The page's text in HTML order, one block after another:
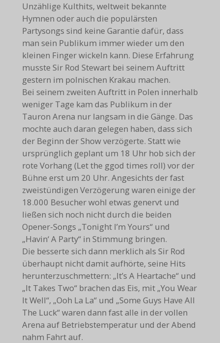
Unzählige Kulthits, weltweit bekannte
Hymnen oder auch die populärsten
Partysongs sind keine Garantie dafür, dass
man sein Publikum immer wieder um den
kleinen Finger wickeln kann. Diese Erfahrung
musste Sir Rod Stewart bei seinem Auftritt
gestern im polnischen Krakau machen.
Bei seinem zweiten Auftritt in Polen innerhalb
weniger Tage kam das Publikum in der
Tauron Arena nur langsam in die Gänge. Das
mochte auch daran gelegen haben, dass sich
der Beginn der Show verzögerte. Statt wie
ursprünglich geplant um 18 Uhr hob sich der
rote Vorhang (Let the ggod times roll) vor der
Bühne erst um 20 Uhr. Angesichts der fast
zweistündigen Verzögerung waren einige der
18.000 Besucher wohl etwas genervt und
ließen sich noch nicht durch die beiden
Opener-Songs „Tonight I’m Yours“ und
„Havin‘ A Party“ in Stimmung bringen.
Die besserte sich dann merklich als Sir Rod
überhaupt nicht damit aufhörte, seine Hits
herunterzuschmettern: „It’s A Heartache“ und
„It Takes Two“ brachen das Eis, mit „You Wear
It Well“, „Ooh La La“ und „Some Guys Have All
The Luck“ waren dann fast alle in der vollen
Arena auf Betriebstemperatur und der Abend
nahm Fahrt auf.